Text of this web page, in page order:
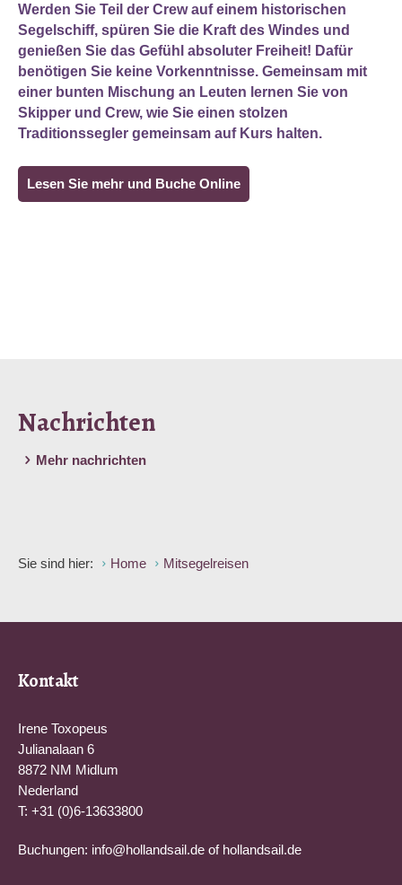
Werden Sie Teil der Crew auf einem historischen
Segelschiff, spüren Sie die Kraft des Windes und
genießen Sie das Gefühl absoluter Freiheit! Dafür
benötigen Sie keine Vorkenntnisse. Gemeinsam mit
einer bunten Mischung an Leuten lernen Sie von
Skipper und Crew, wie Sie einen stolzen
Traditionssegler gemeinsam auf Kurs halten.
Lesen Sie mehr und Buche Online
Nachrichten
Mehr nachrichten
Sie sind hier: Home Mitsegelreisen
Kontakt
Irene Toxopeus
Julianalaan 6
8872 NM Midlum
Nederland
T: +31 (0)6-13633800
Buchungen: info@hollandsail.de of hollandsail.de